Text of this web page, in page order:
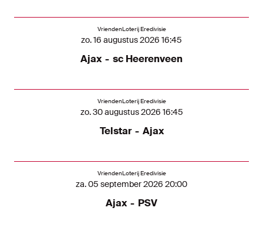
VriendenLoterij Eredivisie
zo. 16 augustus 2026 16:45
Ajax - sc Heerenveen
VriendenLoterij Eredivisie
zo. 30 augustus 2026 16:45
Telstar - Ajax
VriendenLoterij Eredivisie
za. 05 september 2026 20:00
Ajax - PSV